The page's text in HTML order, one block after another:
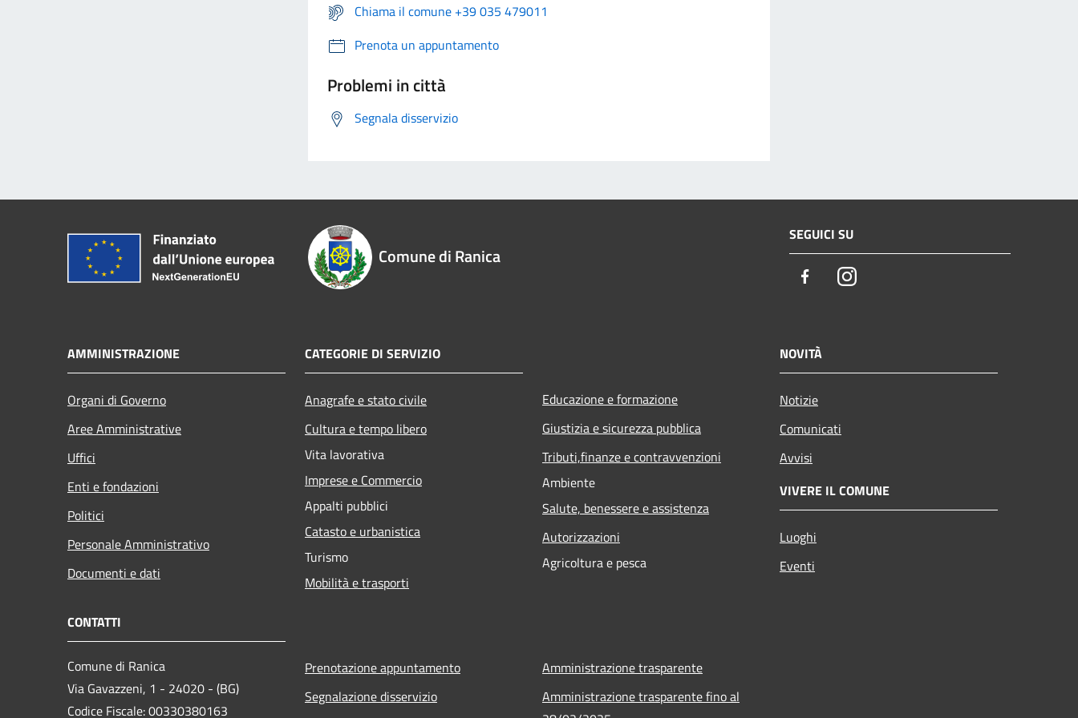
Chiama il comune +39 035 479011
Prenota un appuntamento
Problemi in città
Segnala disservizio
Comune di Ranica
SEGUICI SU
FacebookInstagram
AMMINISTRAZIONE
Organi di Governo
Aree Amministrative
Uffici
Enti e fondazioni
Politici
Personale Amministrativo
Documenti e dati
CATEGORIE DI SERVIZIO
Anagrafe e stato civile
Cultura e tempo libero
Vita lavorativa
Imprese e Commercio
Appalti pubblici
Catasto e urbanistica
Turismo
Mobilità e trasporti
Educazione e formazione
Giustizia e sicurezza pubblica
Tributi,finanze e contravvenzioni
Ambiente
Salute, benessere e assistenza
Autorizzazioni
Agricoltura e pesca
NOVITÀ
Notizie
Comunicati
Avvisi
VIVERE IL COMUNE
Luoghi
Eventi
CONTATTI
Comune di Ranica
Via Gavazzeni, 1 - 24020 - (BG)
Codice Fiscale: 00330380163
Prenotazione appuntamento
Segnalazione disservizio
Amministrazione trasparente
Amministrazione trasparente fino al